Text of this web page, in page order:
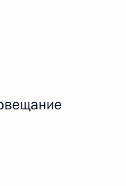
Подписаться на ленту